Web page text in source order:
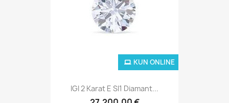
IGI 2 Karat E SI1 Diamant...
KUN ONLINE